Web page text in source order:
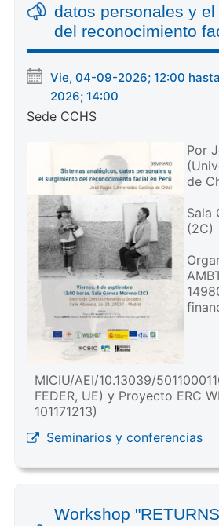
datos personales y
del reconocimiento
Vie, 04-09-2026; 12:00
2026; 14:00
Sede CCHS
Por
de
Sala
(2C)
MICIU/AEI/10.13039/
FEDER, UE) y Proyecto ERC
101171213)
Seminarios y conferencias
Workshop